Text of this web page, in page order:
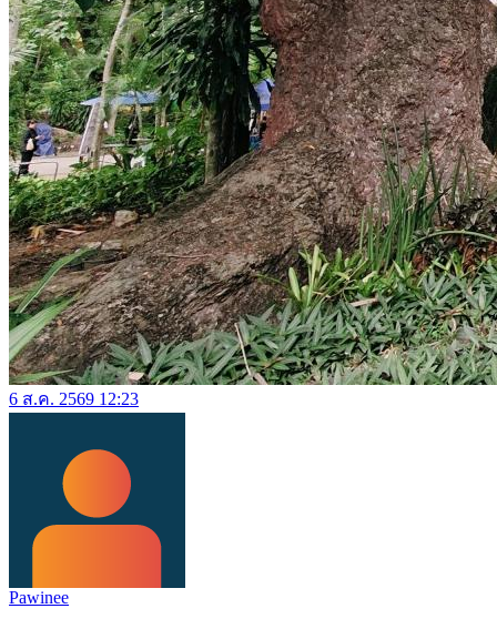
6 ส.ค. 2569 12:23
Pawinee